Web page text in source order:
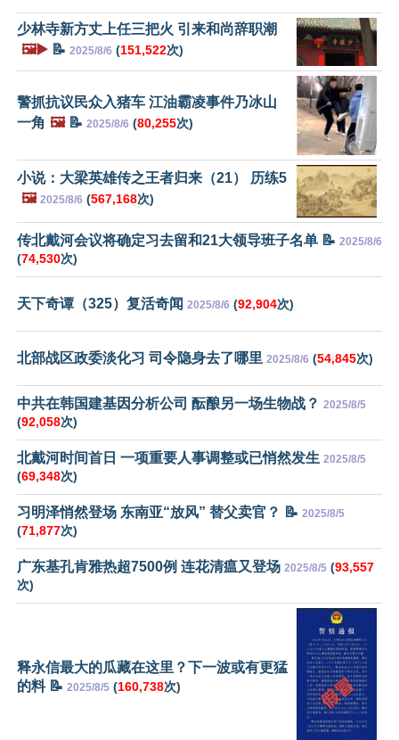
少林寺新方丈上任三把火 引来和尚辞职潮
🖼️▶️ 📝 2025/8/6 (151,522次)
警抓抗议民众入猪车 江油霸凌事件乃冰山
一角 🖼️📝 2025/8/6 (80,255次)
小说：大梁英雄传之王者归来（21） 历练5
🖼️ 2025/8/6 (567,168次)
传北戴河会议将确定习去留和21大领导班子名单 📝 2025/8/6
(74,530次)
天下奇谭（325）复活奇闻 2025/8/6 (92,904次)
北部战区政委淡化习 司令隐身去了哪里 2025/8/6 (54,845次)
中共在韩国建基因分析公司 酝酿另一场生物战？ 2025/8/5
(92,058次)
北戴河时间首日 一项重要人事调整或已悄然发生 2025/8/5
(69,348次)
习明泽悄然登场 东南亚“放风” 替父卖官？ 📝 2025/8/5
(71,877次)
广东基孔肯雅热超7500例 连花清瘟又登场 2025/8/5 (93,557
次)
释永信最大的瓜藏在这里？下一波或有更猛
的料 📝 2025/8/5 (160,738次)